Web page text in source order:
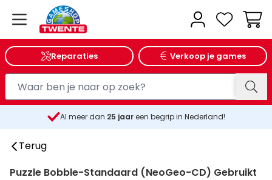
Reparaties Verkoop je games
Al meer dan 25 jaareen begrip in Nederland!
Terug
Puzzle Bobble-Standaard (NeoGeo-CD) Gebruikt